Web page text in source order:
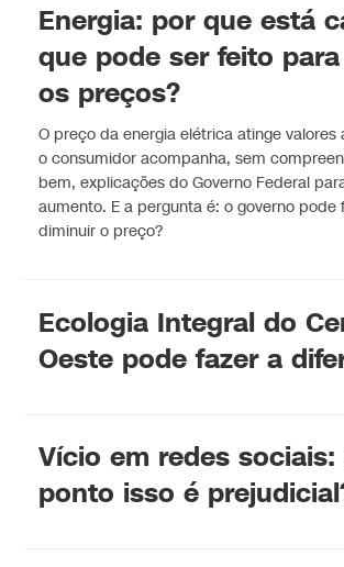
Energia: por que está
que pode ser feito
os preços?
O preço da energia elétrica atinge valores
o consumidor acompanha, sem
bem, explicações do Governo Federal
aumento. E a pergunta é: o governo pode
diminuir o preço?
Ecologia Integral do
Oeste pode fazer a
Vício em redes
ponto isso é